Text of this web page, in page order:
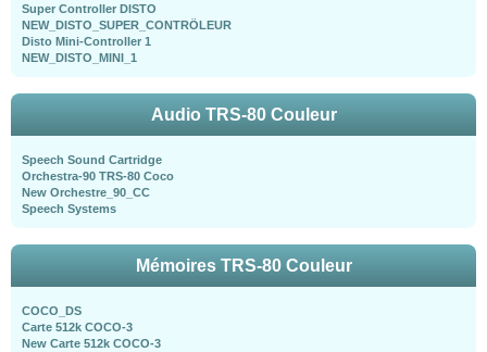
Super Controller DISTO
NEW_DISTO_SUPER_CONTRÖLEUR
Disto Mini-Controller 1
NEW_DISTO_MINI_1
Audio TRS-80 Couleur
Speech Sound Cartridge
Orchestra-90 TRS-80 Coco
New Orchestre_90_CC
Speech Systems
Mémoires TRS-80 Couleur
COCO_DS
Carte 512k COCO-3
New Carte 512k COCO-3